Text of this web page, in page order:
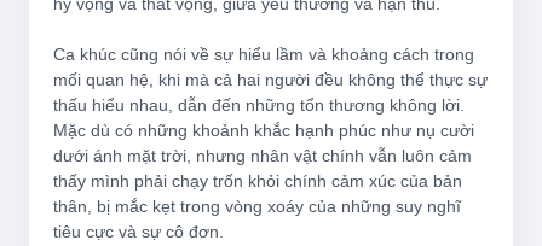
사랑의 본명은 분명히 증오
Tên thật của tình yêu chắc chắn là hận thù
희망은 실망과 절망의 부모
Hy vọng là cha mẹ của thất vọng và tuyệt
Ca khúc cũng nói về sự hiểu lầm và khoảng cách trong
mối quan hệ, khi mà cả hai người đều không thể thực sự
thấu hiểu nhau, dẫn đến những tổn thương không lời.
Mặc dù có những khoảnh khắc hạnh phúc như nụ cười
dưới ánh mặt trời, nhưng nhân vật chính vẫn luôn cảm
thấy mình phải chạy trốn khỏi chính cảm xúc của bản
thân, bị mắc kẹt trong vòng xoáy của những suy nghĩ
tiêu cực và sự cô đơn.